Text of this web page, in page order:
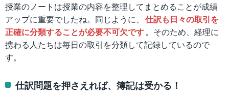
授業のノートは授業の内容を整理してまとめることが成績
アップに重要でしたね。同じように、 仕訳も日々の取引を
正確に分類することが必要不可欠です。そのため、経理に
携わる人たちは毎日の取引を分類して記録しているので
す。
仕訳問題を押さえれば、簿記は受かる！